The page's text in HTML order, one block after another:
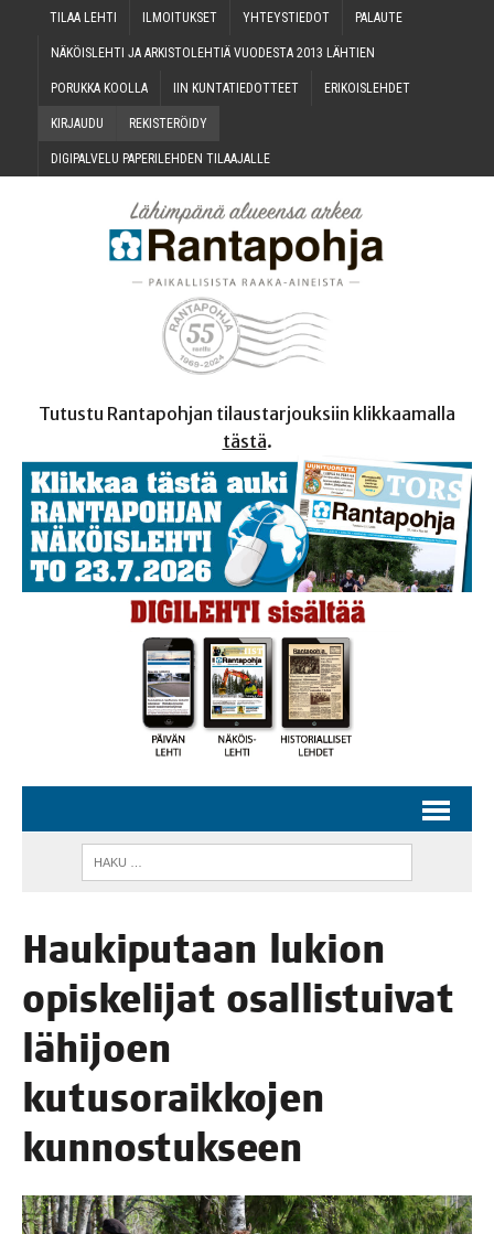
TILAA LEH­TI ILMOI­TUK­SET YHTEYS­TIE­DOT PALAU­TE
NÄKÖIS­LEH­TI JA ARKIS­TO­LEH­TIÄ VUO­DES­TA 2013 LÄHTIEN
PORUK­KA KOOLLA IIN KUN­TA­TIE­DOT­TEET ERI­KOIS­LEH­DET
KIR­JAU­DU REKIS­TE­RÖI­DY
DIGI­PAL­VE­LU PAPE­RI­LEH­DEN TILAAJALLE
Tutustu Rantapohjan tilaustarjouksiin klikkaamalla
tästä.
Hau­ki­pu­taan lukion
opis­ke­li­jat osal­lis­tui­vat
lähi­joen
kutuso­raik­ko­jen
kunnostukseen